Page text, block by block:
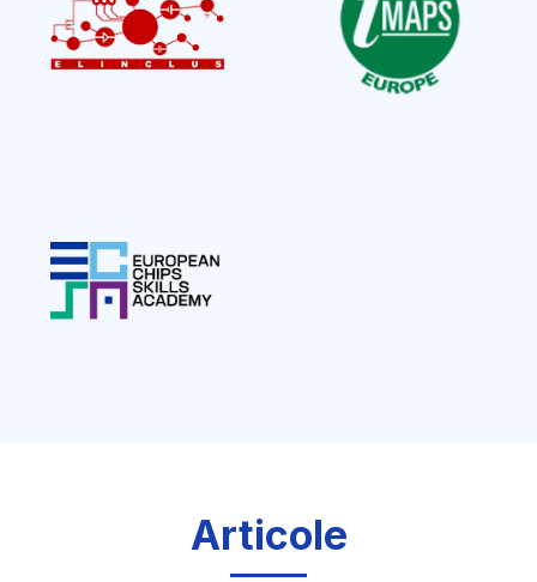
Articole